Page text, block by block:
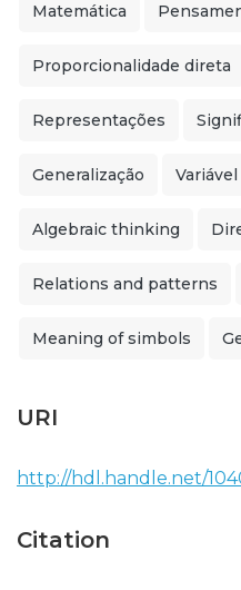
Matemática
Proporcionalidade direta
Representações
Generalização Variável
Algebraic thinking
Relations and patterns
Meaning of simbols
URI
http://hdl.handle.net/
Citation